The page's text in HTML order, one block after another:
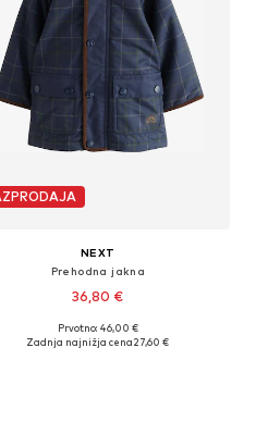
NEXT
Prehodna jakna
36,80 €
Razpoložljive velikosti: 116
Prvotno: 46,00 €
Zadnja najnižja cena27,60 €